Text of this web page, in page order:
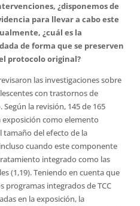
¿disponemos de
para llevar a cabo este
¿cuál es la
de forma que se preserven
protocolo original?
las investigaciones sobre
con trastornos de
la revisión, 145 de 165
exposición como elemento
tamaño del efecto de la
cuando este componente
integrado como las
(1,19). Teniendo en cuenta que
programas integrados de TCC
en la exposición, la